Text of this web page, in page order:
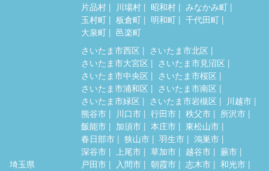
片品村
川場村 昭和村
みなかみ町
玉村町
板倉町 明和町
千代田町
大泉町
邑楽町
埼玉県
さいたま市西区
さいたま市北区
さいたま市大宮区
さいたま市見沼区
さいたま市中央区
さいたま市桜区
さいたま市浦和区
さいたま市南区
さいたま市緑区
さいたま市岩槻区
川越市
熊谷市
川口市 行田市 秩父市
所沢市
飯能市
加須市 本庄市
東松山市
春日部市
狭山市 羽生市
鴻巣市
深谷市
上尾市 草加市 越谷市
蕨市
戸田市
入間市 朝霞市 志木市
和光市